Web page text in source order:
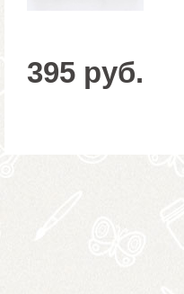
395 руб.